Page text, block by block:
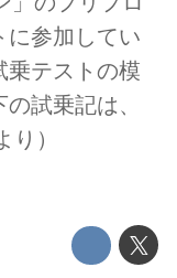
に参加してい
乗テストの模
試乗記は、
）